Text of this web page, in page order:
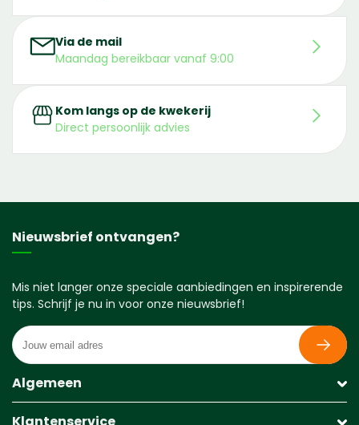
Via de mail
Maandag bereikbaar vanaf 9:00
Kom langs op de kwekerij
Direct persoonlijk advies
Algemeen
Nieuwsbrief ontvangen?
Mis niet langer onze speciale aanbiedingen en inspirerende
tips. Schrijf je nu in voor onze nieuwsbrief!